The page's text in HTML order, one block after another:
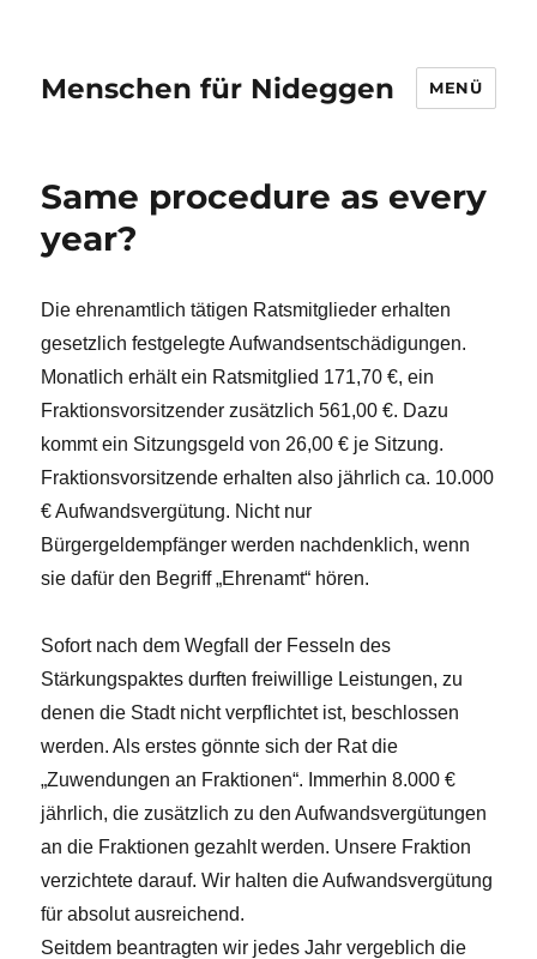
Menschen für Nideggen MENÜ
Same procedure as every
year?
Die ehrenamtlich tätigen Ratsmitglieder erhalten
gesetzlich festgelegte Aufwandsentschädigungen.
Monatlich erhält ein Ratsmitglied 171,70 €, ein
Fraktionsvorsitzender zusätzlich 561,00 €. Dazu
kommt ein Sitzungsgeld von 26,00 € je Sitzung.
Fraktionsvorsitzende erhalten also jährlich ca. 10.000
€ Aufwandsvergütung. Nicht nur
Bürgergeldempfänger werden nachdenklich, wenn
sie dafür den Begriff „Ehrenamt“ hören.
Sofort nach dem Wegfall der Fesseln des
Stärkungspaktes durften freiwillige Leistungen, zu
denen die Stadt nicht verpflichtet ist, beschlossen
werden. Als erstes gönnte sich der Rat die
„Zuwendungen an Fraktionen“. Immerhin 8.000 €
jährlich, die zusätzlich zu den Aufwandsvergütungen
an die Fraktionen gezahlt werden. Unsere Fraktion
verzichtete darauf. Wir halten die Aufwandsvergütung
für absolut ausreichend.
Seitdem beantragten wir jedes Jahr vergeblich die